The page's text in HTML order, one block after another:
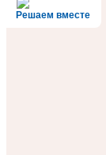
Решаем вместе